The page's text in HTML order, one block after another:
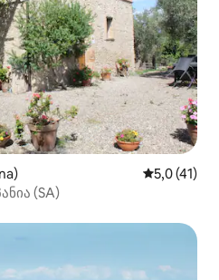
საშუალო
5,0 (41)
(SA)